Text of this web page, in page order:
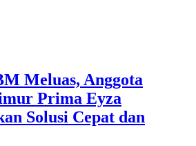
Meluas, Anggota
Prima Eyza
Solusi Cepat dan